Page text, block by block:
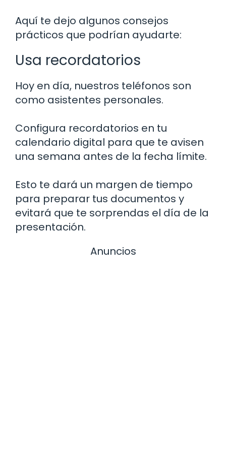
Aquí te dejo algunos consejos
prácticos que podrían ayudarte:
Usa recordatorios
Hoy en día, nuestros teléfonos son
como asistentes personales.
Configura recordatorios en tu
calendario digital para que te avisen
una semana antes de la fecha límite.
Esto te dará un margen de tiempo
para preparar tus documentos y
evitará que te sorprendas el día de la
presentación.
Anuncios